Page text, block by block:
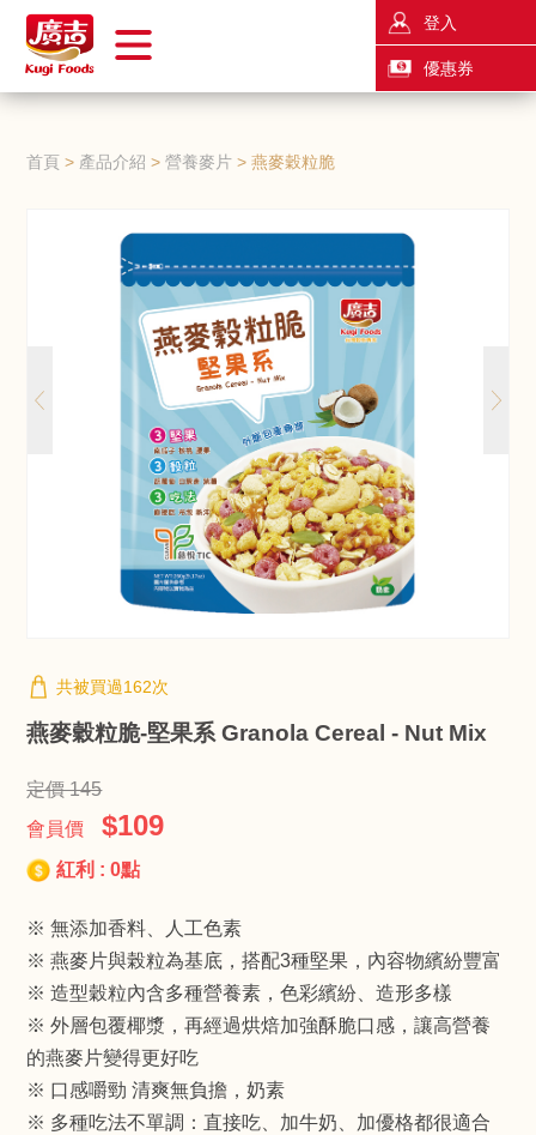
登入
優惠券
首頁 產品介紹 營養麥片 燕麥穀粒脆
共被買過162次
燕麥穀粒脆-堅果系 Granola Cereal - Nut Mix
定價 145
會員價
$109
紅利 : 0點
※ 無添加香料、人工色素
※ 燕麥片與榖粒為基底，搭配3種堅果，內容物繽紛豐富
※ 造型穀粒內含多種營養素，色彩繽紛、造形多樣
※ 外層包覆椰漿，再經過烘焙加強酥脆口感，讓高營養
的燕麥片變得更好吃
※ 口感嚼勁 清爽無負擔，奶素
※ 多種吃法不單調：直接吃、加牛奶、加優格都很適合